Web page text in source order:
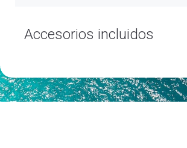
Accesorios incluidos